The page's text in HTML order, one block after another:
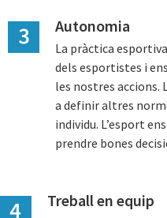
Autonomia
La pràctica
dels esportistes i
les nostres accions.
a definir altres
individu. L’esport
prendre bones
Treball en equip